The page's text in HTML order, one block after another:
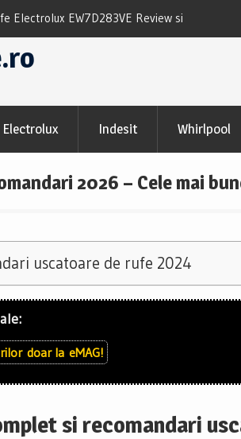
Electrolux EW7D283VE Review si
Electrolux Indesit Whirlpool
2026 – Cele mai
uscatoare de rufe 2024
doar la eMAG!
si recomandari